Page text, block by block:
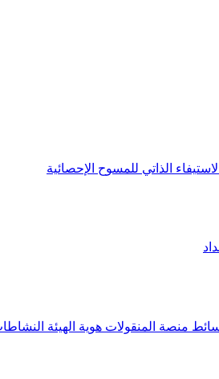
الذاتي للمسوح الإحصائية
منصة المنقولات هوية الهيئة